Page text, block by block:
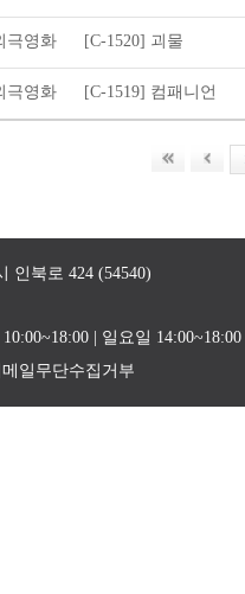
극영화 [C-1520] 괴물
극영화 [C-1519] 컴패니언
인북로 424 (54540)
| 일요일
메일무단수집거부